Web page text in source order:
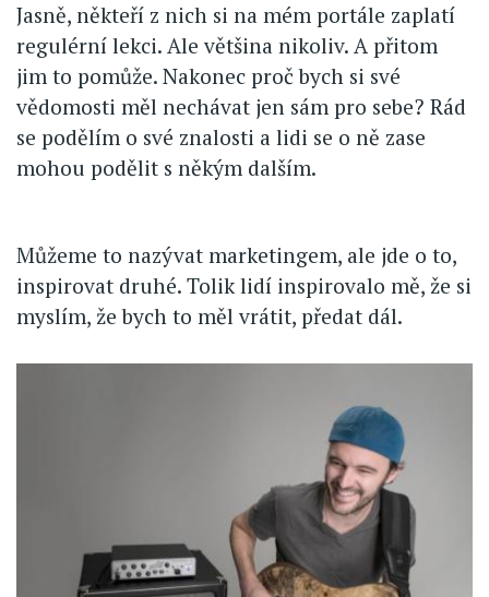
Jasně, někteří z nich si na mém portále zaplatí
regulérní lekci. Ale většina nikoliv. A přitom
jim to pomůže. Nakonec proč bych si své
vědomosti měl nechávat jen sám pro sebe? Rád
se podělím o své znalosti a lidi se o ně zase
mohou podělit s někým dalším.
Můžeme to nazývat marketingem, ale jde o to,
inspirovat druhé. Tolik lidí inspirovalo mě, že si
myslím, že bych to měl vrátit, předat dál.